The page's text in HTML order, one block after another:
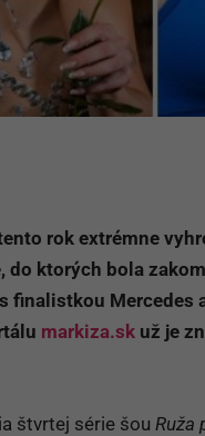
rok extrémne
ktorých bola
finalistkou Mercedes
markiza.sk už je
štvrtej série šou Ruža